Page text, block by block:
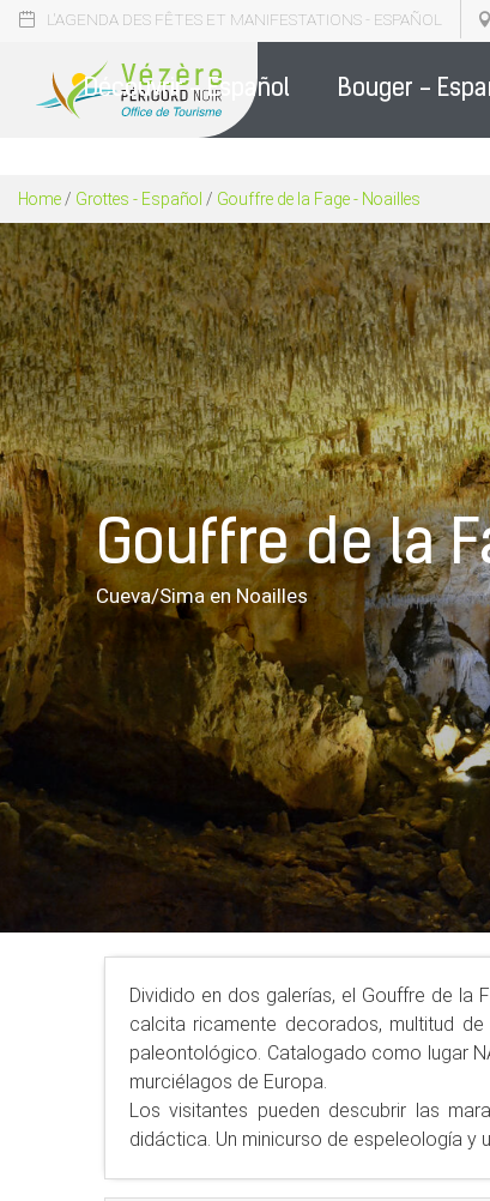
L'AGENDA DES FÊTES ET MANIFESTATIONS - ESPAÑOL
Découvrir - Español Bouger -
Home / Grottes - Español / Gouffre de la Fage - Noailles
Gouffre de la
Cueva/Simaen Noailles
Dividido en dos galerías, el Gouffre de la
calcita ricamente decorados, multitud
paleontológico. Catalogado como lugar
murciélagos de Europa.
Los visitantes pueden descubrir las
didáctica. Un minicurso de espeleología y